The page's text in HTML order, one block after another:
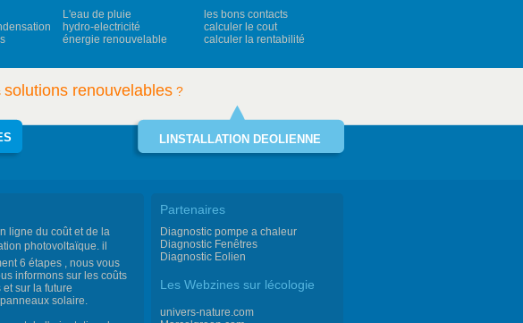
L'eau de pluie
hydro-electricité
énergie renouvelable
les bons contacts
calculer le cout
calculer la rentabilité
solutions renouvelables?
LINSTALLATION DEOLIENNE
ligne du coût et de la
photovoltaïque. il
6 étapes , nous vous
informons sur les coûts
sur la future
solaire.
Partenaires
Diagnostic pompe a chaleur
Diagnostic Fenêtres
Diagnostic Eolien
Les Webzines sur lécologie
univers-nature.com